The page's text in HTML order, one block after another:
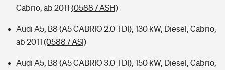
Cabrio, ab 2011 (0588 / ASH)
Audi A5, B8 (A5 CABRIO 2.0 TDI), 130 kW, Diesel, Cabrio,
ab 2011 (0588 / ASI)
Audi A5, B8 (A5 CABRIO 3.0 TDI), 150 kW, Diesel, Cabrio,